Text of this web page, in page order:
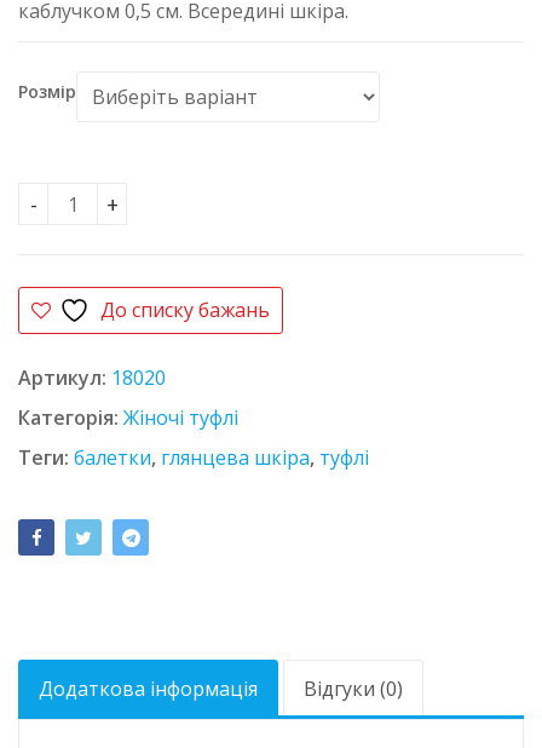
каблучком 0,5 см. Всередині шкіра.
Розмір
Туфлі шкіряні глянцеві INGVER 412 L чорні
До списку бажань
Артикул: 18020
Категорія: Жіночі туфлі
Теги: балетки, глянцева шкіра, туфлі
Додаткова інформація Відгуки (0)